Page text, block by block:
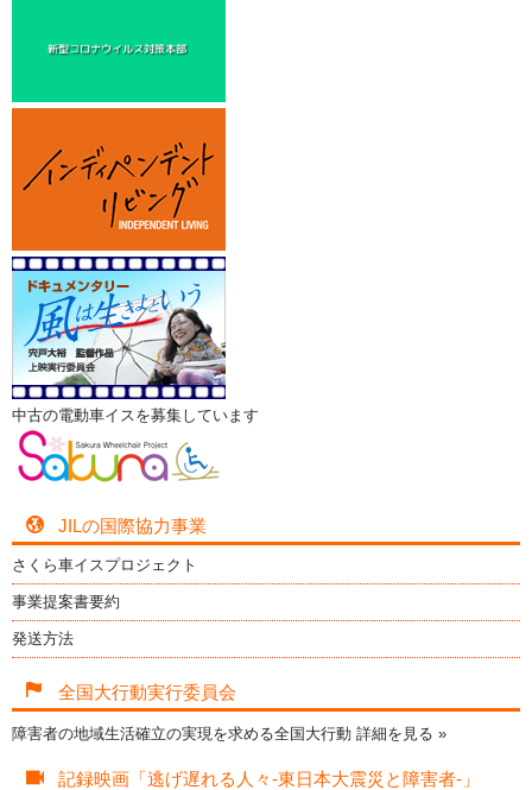
中古の電動車イスを募集しています
JILの国際協力事業
さくら車イスプロジェクト
事業提案書要約
発送方法
全国大行動実行委員会
障害者の地域生活確立の実現を求める全国大行動 詳細を見る »
記録映画「逃げ遅れる人々-東日本大震災と障害者-」